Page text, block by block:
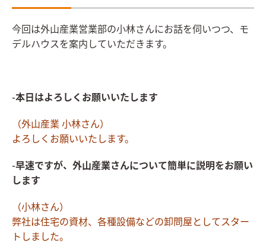
今回は外山産業営業部の小林さんにお話を伺いつつ、モ
デルハウスを案内していただきます。
-本日はよろしくお願いいたします
（外山産業 小林さん）
よろしくお願いいたします。
-早速ですが、外山産業さんについて簡単に説明をお願い
します
（小林さん）
弊社は住宅の資材、各種設備などの卸問屋としてスター
トしました。